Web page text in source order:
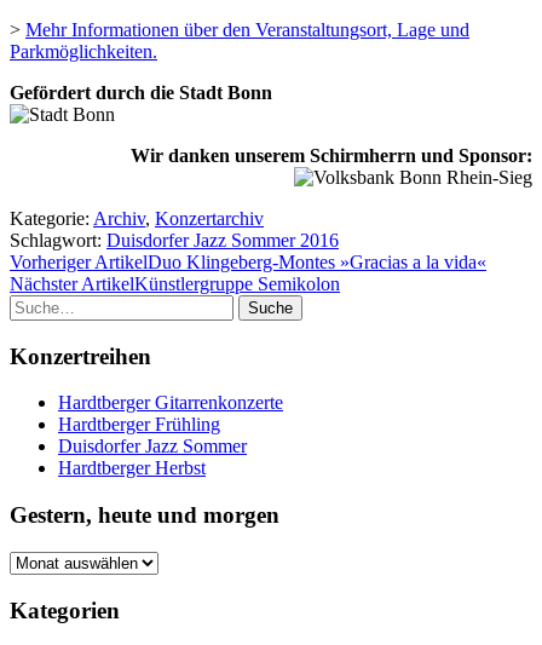
> Mehr Informationen über den Veranstaltungsort, Lage und
Parkmöglichkeiten.
Gefördert durch die Stadt Bonn
Wir danken unserem Schirmherrn und Sponsor:
Kategorie: Archiv, Konzertarchiv
Schlagwort: Duisdorfer Jazz Sommer 2016
Vorheriger ArtikelDuo Klingeberg-Montes »Gracias a la vida«
Nächster ArtikelKünstlergruppe Semikolon
Suche
Konzertreihen
Hardtberger Gitarrenkonzerte
Hardtberger Frühling
Duisdorfer Jazz Sommer
Hardtberger Herbst
Gestern, heute und morgen
Gestern,
und
morgen
Kategorien